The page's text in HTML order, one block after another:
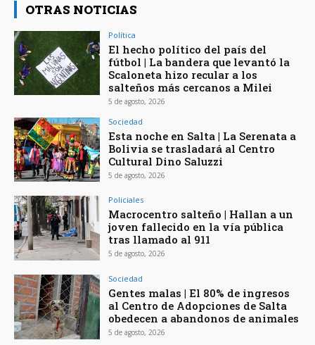
OTRAS NOTICIAS
Política
El hecho político del país del
fútbol | La bandera que levantó la
Scaloneta hizo recular a los
salteños más cercanos a Milei
5 de agosto, 2026
Sociedad
Esta noche en Salta | La Serenata a
Bolivia se trasladará al Centro
Cultural Dino Saluzzi
5 de agosto, 2026
Policiales
Macrocentro salteño | Hallan a un
joven fallecido en la vía pública
tras llamado al 911
5 de agosto, 2026
Sociedad
Gentes malas | El 80% de ingresos
al Centro de Adopciones de Salta
obedecen a abandonos de animales
5 de agosto, 2026